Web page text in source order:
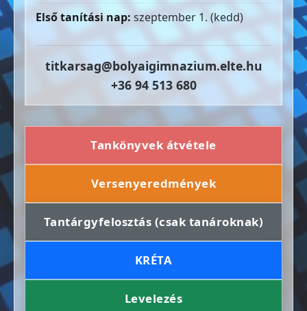
Első tanítási nap: szeptember 1. (kedd)
titkarsag@bolyaigimnazium.elte.hu
+36 94 513 680
Tankönyvek átvétele
Versenyeredmények
Tantárgyfelosztás (csak tanároknak)
KRÉTA
Levelezés